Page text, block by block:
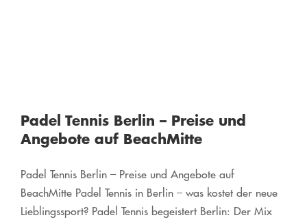
Padel Tennis Berlin – Preise und
Angebote auf BeachMitte
Padel Tennis Berlin – Preise und Angebote auf
BeachMitte Padel Tennis in Berlin – was kostet der neue
Lieblingssport? Padel Tennis begeistert Berlin: Der Mix